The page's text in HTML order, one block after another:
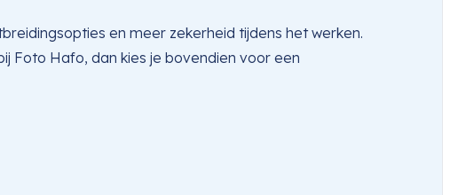
en meer zekerheid tijdens het werken.
Foto Hafo, dan kies je bovendien voor een